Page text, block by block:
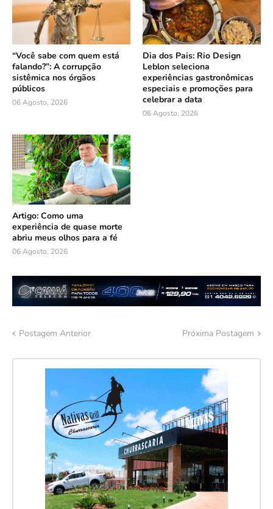
“Você sabe com quem está
falando?”: A corrupção
sistêmica nos órgãos
públicos
06 Agosto, 2026
Dia dos Pais: Rio Design
Leblon seleciona
experiências gastronômicas
especiais e promoções para
celebrar a data
06 Agosto, 2026
Artigo: Como uma
experiência de quase morte
abriu meus olhos para a fé
06 Agosto, 2026
Postagem Anterior Próxima Postagem